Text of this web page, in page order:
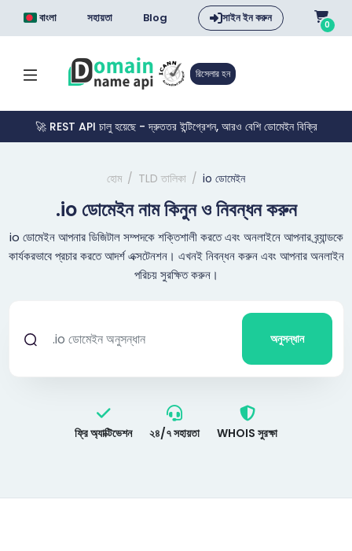
বাংলা সহায়তা Blog সাইন ইন করুন 0
রিসেলার হন
🚀 REST API চালু হয়েছে - দ্রুততর ইন্টিগ্রেশন, আরও বেশি ডোমেইন বিক্রি
হোম TLD তালিকা io ডোমেইন
.io ডোমেইন নাম কিনুন ও নিবন্ধন করুন
io ডোমেইন আপনার ডিজিটাল সম্পদকে শক্তিশালী করতে এবং অনলাইনে আপনার ব্র্যান্ডকে
কার্যকরভাবে প্রচার করতে আদর্শ এক্সটেনশন। এখনই নিবন্ধন করুন এবং আপনার অনলাইন
পরিচয় সুরক্ষিত করুন।
অনুসন্ধান
ফ্রি অ্যাক্টিভেশন ২৪/৭ সহায়তা WHOIS সুরক্ষা